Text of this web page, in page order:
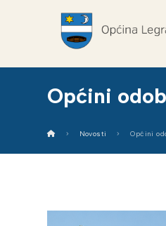
Općini
Novosti Općini